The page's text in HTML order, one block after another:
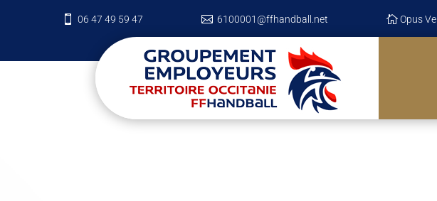
 06 47 49 59 47  6100001@ffhandball.net Opus